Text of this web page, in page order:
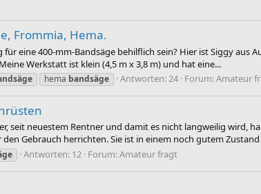
Frommia, Hema.
eine 400-mm-Bandsäge behilflich sein? Hier ist Siggy aus
Werkstatt ist klein (4,5 m x 3,8 m) und hat eine...
hema bandsäge Antworten: 24 Forum:Amateur
seit neuestem Rentner und damit es nicht langweilig wird,
Gebrauch herrichten. Sie ist in einem noch gutem
Antworten: 12 Forum:Amateur fragt